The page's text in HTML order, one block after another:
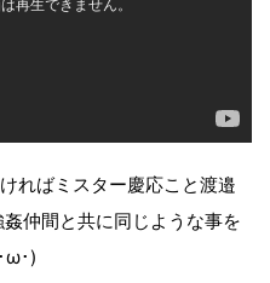
ればミスター慶応こと渡邉
仲間と共に同じような事を
ω･)